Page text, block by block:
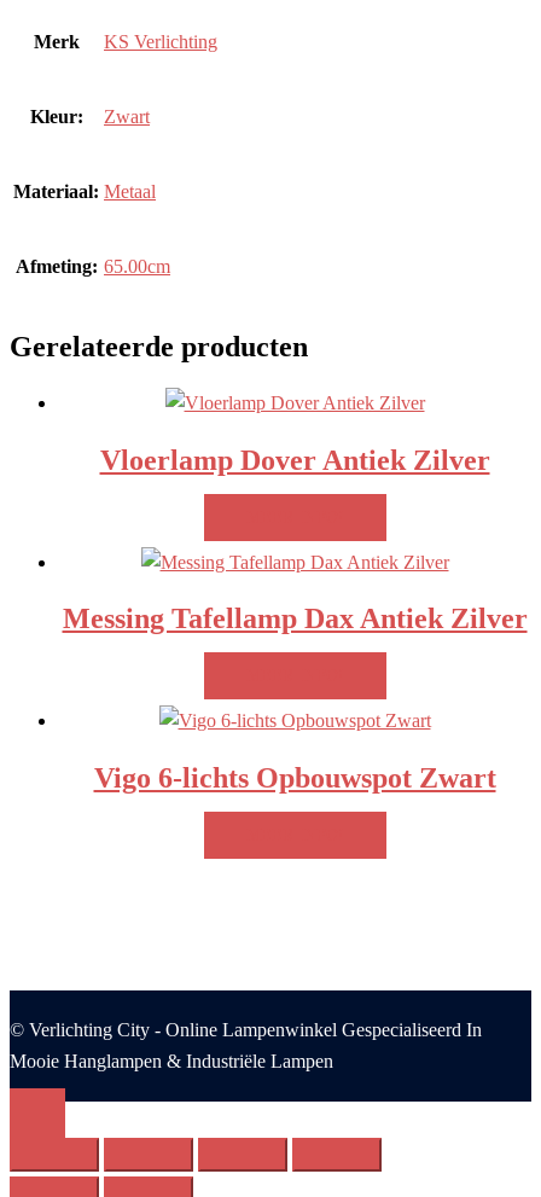
Merk KS Verlichting
Kleur: Zwart
Materiaal: Metaal
Afmeting: 65.00cm
Gerelateerde producten
Vloerlamp Dover Antiek Zilver
Messing Tafellamp Dax Antiek Zilver
Vigo 6-lichts Opbouwspot Zwart
© Verlichting City - Online Lampenwinkel Gespecialiseerd In
Mooie Hanglampen & Industriële Lampen